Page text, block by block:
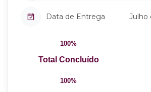
Data de Entrega Julho
100%
Total Concluído
100%